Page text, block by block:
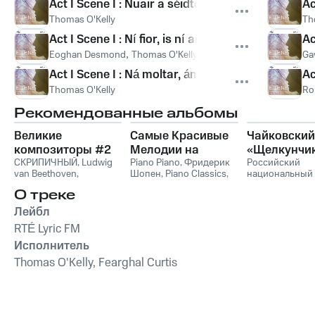
Act I Scene I : Nuair a séidtear an stoc an shléibh
Thomas O'Kelly
Act I Scene I : Ní fior, is ní ar bhéithibh
Eoghan Desmond, Thomas O'Kelly
Act I Scene I : Ná moltar, ámh, don chraobh a
Thomas O'Kelly
Рекомендованные альбомы
Великие
композиторы #2
СКРИПИЧНЫЙ, Ludwig
van Beethoven,
Франц Шуберт
String Orchestra
Антонио Вивальди
Самые Красивые
Мелодии на
Пианино
Piano Piano,Фридерик
Шопен, Piano Classics,
Чайковский
Российский
национальный
О треке
Лейбл
RTÉ Lyric FM
Исполнитель
Thomas O'Kelly, Fearghal Curtis